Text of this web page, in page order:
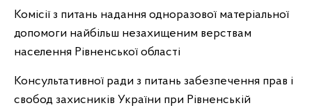
Комісії з питань надання одноразової матеріальної
допомоги найбільш незахищеним верствам
населення Рівненської області
Консультативної ради з питань забезпечення прав і
свобод захисників України при Рівненській